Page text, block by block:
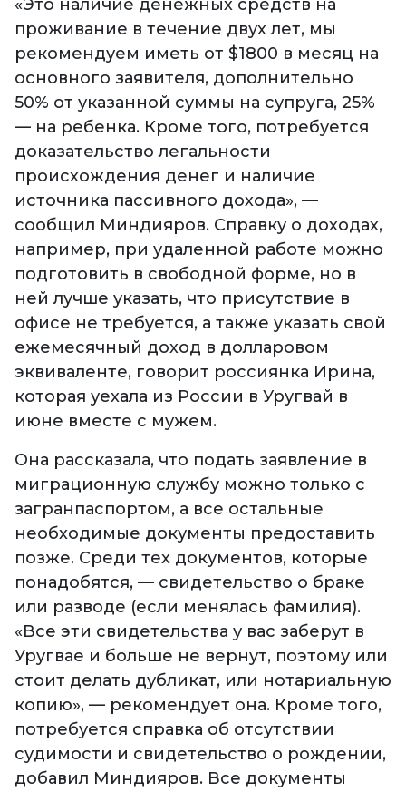
«Это наличие денежных средств на
проживание в течение двух лет, мы
рекомендуем иметь от $1800 в месяц на
основного заявителя, дополнительно
50% от указанной суммы на супруга, 25%
— на ребенка. Кроме того, потребуется
доказательство легальности
происхождения денег и наличие
источника пассивного дохода», —
сообщил Миндияров. Справку о доходах,
например, при удаленной работе можно
подготовить в свободной форме, но в
ней лучше указать, что присутствие в
офисе не требуется, а также указать свой
ежемесячный доход в долларовом
эквиваленте, говорит россиянка Ирина,
которая уехала из России в Уругвай в
июне вместе с мужем.
Она рассказала, что подать заявление в
миграционную службу можно только с
загранпаспортом, а все остальные
необходимые документы предоставить
позже. Среди тех документов, которые
понадобятся, — свидетельство о браке
или разводе (если менялась фамилия).
«Все эти свидетельства у вас заберут в
Уругвае и больше не вернут, поэтому или
стоит делать дубликат, или нотариальную
копию», — рекомендует она. Кроме того,
потребуется справка об отсутствии
судимости и свидетельство о рождении,
добавил Миндияров. Все документы